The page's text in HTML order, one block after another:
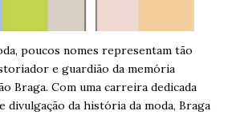
poucos nomes representam tão
e guardião da memória
Braga. Com uma carreira dedicada
divulgação da história da moda, Braga